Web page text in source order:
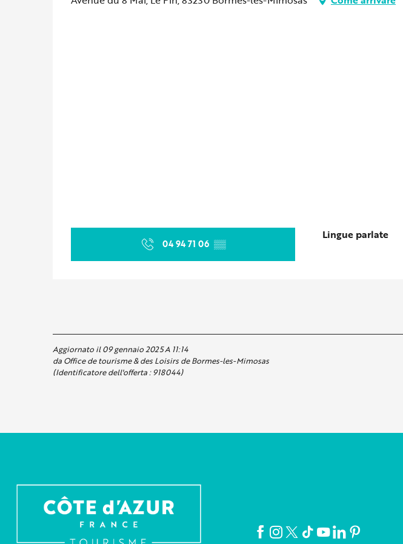
04 94 71 06 ▒▒
Lingue parlate
Lingue parlate
Aggiornato il 09 gennaio 2025 A 11:14
da Office de tourisme & des Loisirs de Bormes-les-Mimosas
(Identificatore dell'offerta :918044)